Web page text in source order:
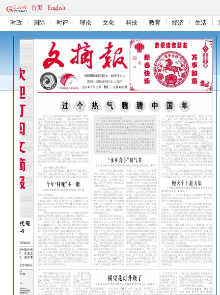
首页 English
时政 国际 时评 理论 文化 科技 教育 经济 生活